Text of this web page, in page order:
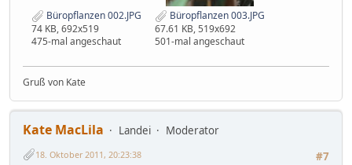
Büropflanzen 002.JPG
74 KB, 692x519
475-mal angeschaut
Büropflanzen 003.JPG
67.61 KB, 519x692
501-mal angeschaut
Gruß von Kate
Kate MacLila Landei
Moderator
#7
18. Oktober 2011, 20:23:38